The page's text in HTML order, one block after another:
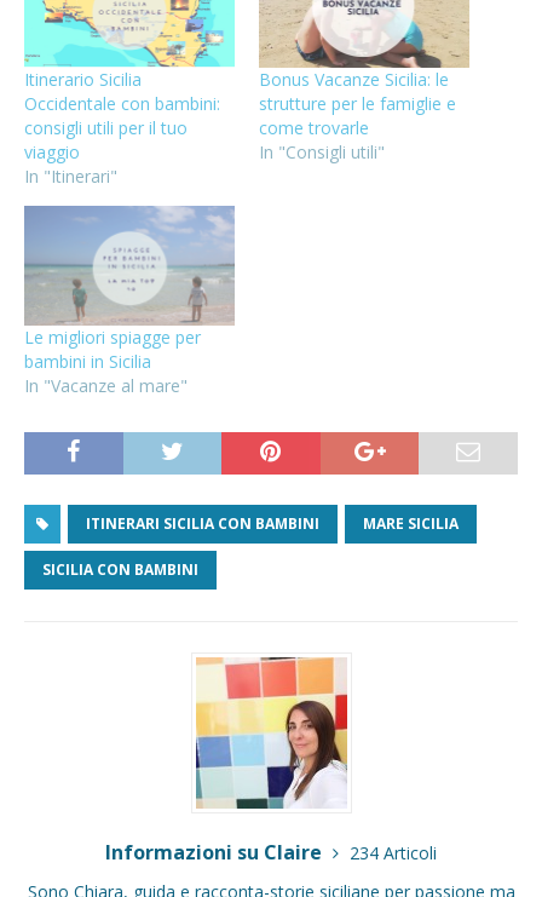
Itinerario Sicilia
Occidentale con bambini:
consigli utili per il tuo
viaggio
In "Itinerari"
Bonus Vacanze Sicilia: le
strutture per le famiglie e
come trovarle
In "Consigli utili"
Le migliori spiagge per
bambini in Sicilia
In "Vacanze al mare"
ITINERARI SICILIA CON BAMBINI MARE SICILIA
SICILIA CON BAMBINI
Informazioni su Claire
234 Articoli
Sono Chiara, guida e racconta-storie siciliane per passione ma